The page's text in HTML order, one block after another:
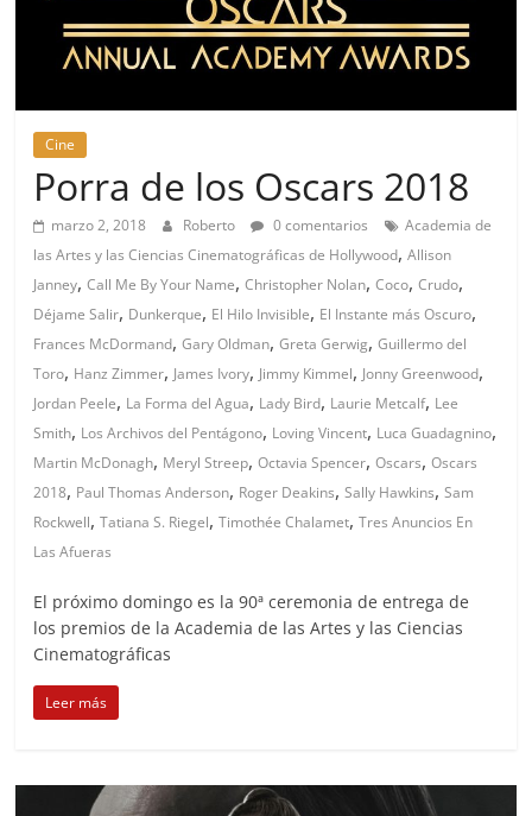
Cine
Porra de los Oscars 2018
marzo 2, 2018 Roberto 0 comentarios
Academia de
las Artes y las Ciencias Cinematográficas de Hollywood,Allison
Janney,Call Me By Your Name,Christopher Nolan,Coco,Crudo,
Déjame Salir, Dunkerque, El Hilo Invisible, El Instante más Oscuro,
Frances McDormand,Gary Oldman,Greta Gerwig,Guillermo del
Toro, Hanz Zimmer, James Ivory, Jimmy Kimmel, Jonny Greenwood,
Jordan Peele, La Forma del Agua, Lady Bird, Laurie Metcalf, Lee
Smith, Los Archivos del Pentágono, Loving Vincent, Luca Guadagnino,
Martin McDonagh, Meryl Streep,Octavia Spencer,Oscars,Oscars
2018, Paul Thomas Anderson, Roger Deakins,Sally Hawkins,Sam
Rockwell,Tatiana S. Riegel,Timothée Chalamet,Tres Anuncios En
Las Afueras
El próximo domingo es la 90ª ceremonia de entrega de
los premios de la Academia de las Artes y las Ciencias
Cinematográficas
Leer más